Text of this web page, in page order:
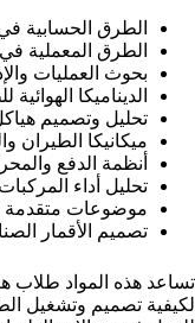
الطرق الحسابية
الطرق المعملية
بحوث العمليات
الديناميكا
تحليل وتصميم
ميكانيكا الطيران
أنظمة الدفع
تحليل أداء
موضوعات متقدمة في
تصميم الأقمار
تساعد هذه المواد
لكيفية تصميم وتشغيل